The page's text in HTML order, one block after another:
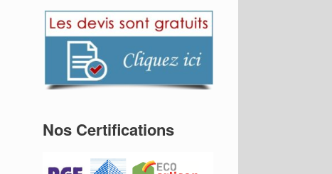
Nos Certifications